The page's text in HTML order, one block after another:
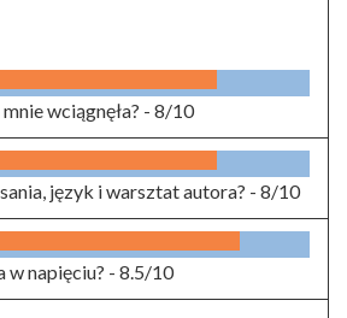
wciągnęła? - 8/10
język i warsztat autora? - 8/10
w napięciu? - 8.5/10